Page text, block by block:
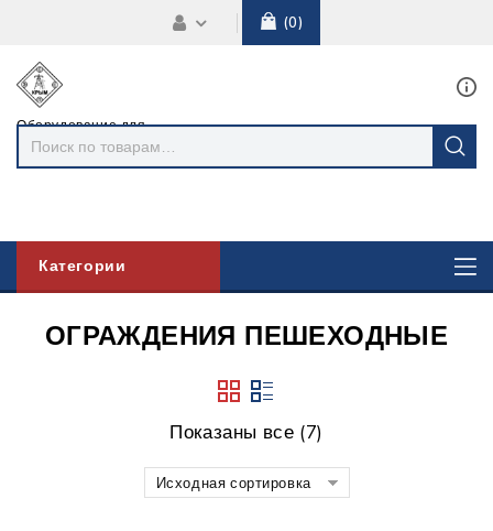
0
Оборудование для
линий
электропередач
Категории
ОГРАЖДЕНИЯ ПЕШЕХОДНЫЕ
Показаны все (7)
Исходная сортировка